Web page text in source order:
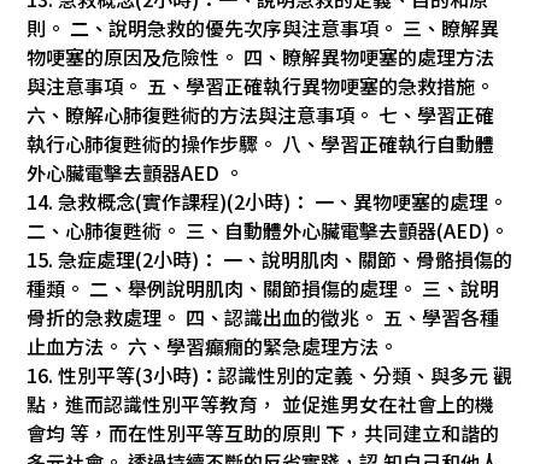
則。 二、說明急救的優先次序與注意事項。 三、瞭解異
物哽塞的原因及危險性。 四、瞭解異物哽塞的處理方法
與注意事項。 五、學習正確執行異物哽塞的急救措施。
六、瞭解心肺復甦術的方法與注意事項。 七、學習正確
執行心肺復甦術的操作步驟。 八、學習正確執行自動體
外心臟電擊去顫器AED 。
14. 急救概念(實作課程)(2小時)： 一、異物哽塞的處理。
二、心肺復甦術。 三、自動體外心臟電擊去顫器(AED)。
15. 急症處理(2小時)： 一、說明肌肉、關節、骨骼損傷的
種類。 二、舉例說明肌肉、關節損傷的處理。 三、說明
骨折的急救處理。 四、認識出血的徵兆。 五、學習各種
止血方法。 六、學習癲癇的緊急處理方法。
16. 性別平等(3小時)：認識性別的定義、分類、與多元 觀
點，進而認識性別平等教育， 並促進男女在社會上的機
會均 等，而在性別平等互助的原則 下，共同建立和諧的